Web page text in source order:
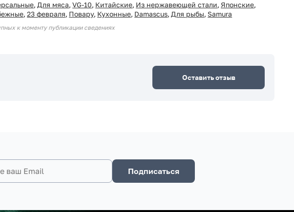
, Для мяса, VG-10, Китайские, Из нержавеющей стали, Японские,
, 23 февраля, Повару, Кухонные, Damascus, Для рыбы, Samura
к моменту публикации сведениях
Оставить отзыв
Подписаться